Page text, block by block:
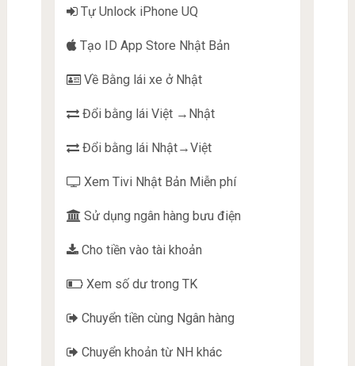
Tự Unlock iPhone UQ
Tạo ID App Store Nhật Bản
Về Bằng lái xe ở Nhật
Đổi bằng lái Việt →Nhật
Đổi bằng lái Nhật→Việt
Xem Tivi Nhật Bản Miễn phí
Sử dụng ngân hàng bưu điện
Cho tiền vào tài khoản
Xem số dư trong TK
Chuyển tiền cùng Ngân hàng
Chuyển khoản từ NH khác